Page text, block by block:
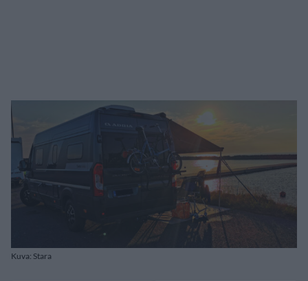
Kuva: Stara